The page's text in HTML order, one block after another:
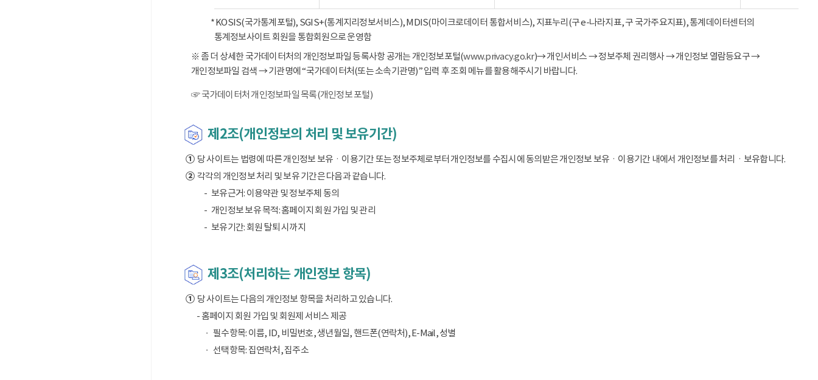
* KOSIS(국가통계포털), SGIS+(통계지리정보서비스), MDIS(마이크로데이터 통합서비스), 지표누리(구 e-나라지표, 구 국가주요지표), 통계데이터센터의
통계정보사이트 회원을 통합회원으로 운영함
※ 좀 더 상세한 국가데이터처의 개인정보파일 등록사항 공개는 개인정보포털(www.privacy.go.kr)→ 개인서비스 → 정보주체 권리행사 → 개인정보 열람등요구 →
개인정보파일 검색 → 기관명에 “국가데이터처(또는 소속기관명)” 입력 후 조회 메뉴를 활용해주시기 바랍니다.
☞ 국가데이터처 개인정보파일 목록(개인정보 포털)
제2조(개인정보의 처리 및 보유기간)
①당 사이트는 법령에 따른 개인정보 보유ㆍ이용기간 또는 정보주체로부터 개인정보를 수집시에 동의받은 개인정보 보유ㆍ이용기간 내에서 개인정보를 처리ㆍ보유합니다.
②각각의 개인정보 처리 및 보유 기간은 다음과 같습니다.
보유근거: 이용약관 및 정보주체 동의
개인정보 보유 목적: 홈페이지 회원 가입 및 관리
보유기간: 회원 탈퇴 시까지
제3조(처리하는 개인정보 항목)
①당 사이트는 다음의 개인정보 항목을 처리하고 있습니다.
- 홈페이지 회원 가입 및 회원제 서비스 제공
필수항목: 이름, ID, 비밀번호, 생년월일, 핸드폰(연락처), E-Mail, 성별
선택항목: 집연락처, 집주소